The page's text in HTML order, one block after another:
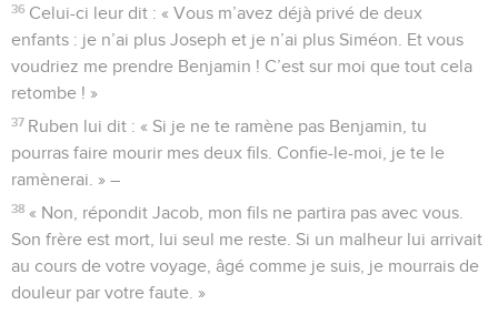
36 Celui-ci leur dit : « Vous m’avez déjà privé de deux
enfants : je n’ai plus Joseph et je n’ai plus Siméon. Et vous
voudriez me prendre Benjamin ! C’est sur moi que tout cela
retombe ! »
37 Ruben lui dit : « Si je ne te ramène pas Benjamin, tu
pourras faire mourir mes deux fils. Confie-le-moi, je te le
ramènerai. » –
38 « Non, répondit Jacob, mon fils ne partira pas avec vous.
Son frère est mort, lui seul me reste. Si un malheur lui arrivait
au cours de votre voyage, âgé comme je suis, je mourrais de
douleur par votre faute. »